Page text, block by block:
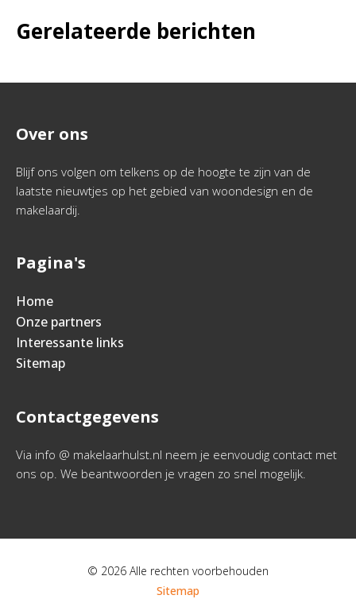
Gerelateerde berichten
Over ons
Blijf ons volgen om telkens op de hoogte te zijn van de
laatste nieuwtjes op het gebied van woondesign en de
makelaardij.
Pagina's
Home
Onze partners
Interessante links
Sitemap
Contactgegevens
Via info @ makelaarhulst.nl neem je eenvoudig contact met
ons op. We beantwoorden je vragen zo snel mogelijk.
© 2026 Alle rechten voorbehouden
Sitemap